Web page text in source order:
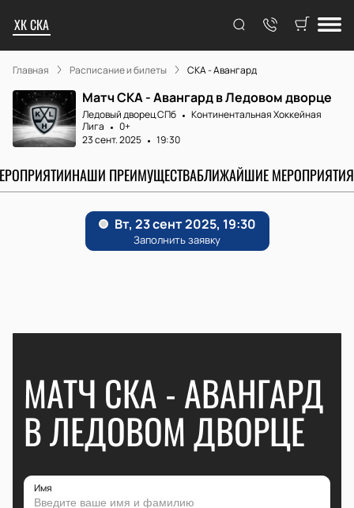
ХК СКА
Главная Расписание и билеты СКА - Авангард
Матч СКА - Авангард в Ледовом дворце
Ледовый дворец СПб
Континентальная Хоккейная
Лига
0+
23 сент. 2025
19:30
НАШИ ПРЕИМУЩЕСТВАБЛИЖАЙШИЕ МЕРОПРИЯТИЯ
МАТЧ СКА - АВАНГАРД
В ЛЕДОВОМ ДВОРЦЕ
Имя